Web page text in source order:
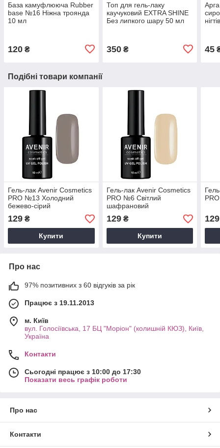
База камуфлююча Rubber
base №16 Ніжна троянда
10 мл
120 ₴
Топ для гель-лаку
каучуковий EXTRA SHINE
Без липкого шару 50 мл
350₴ 45
Подібні товари компанії
Гель-лак Avenir Cosmetics
PRO №13 Холодний
бежево-сірий
129 ₴
Купити
Гель-лак Avenir Cosmetics
PRO №6 Світлий
шафрановий
129₴
Купити
129
Про нас
97% позитивних з 60 відгуків за рік
Працює з 19.11.2013
м. Київ
вул. Голосіївська, 17 БЦ "Моріон" (колишній КЮЗ), Київ,
Україна
Контакти
Сьогодні працює з 10:00 до 17:30
Показати весь графік роботи
Про нас
Контакти